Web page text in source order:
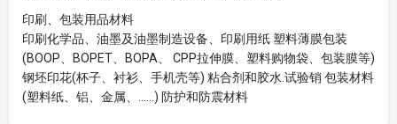
印刷、包装用品材料
印刷化学品、油墨及油墨制造设备、印刷用纸 塑料薄膜包装
(BOOP、BOPET、BOPA、 CPP拉伸膜、塑料购物袋、包装膜等)
钢坯印花(杯子、衬衫、手机壳等) 粘合剂和胶水.试验销 包装材料
(塑料纸、铝、金属、……) 防护和防震材料